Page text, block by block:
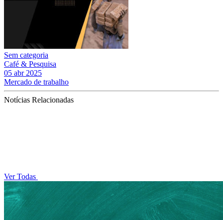
Sem categoria
Café & Pesquisa
05 abr 2025
Mercado de trabalho
Notícias Relacionadas
Ver Todas